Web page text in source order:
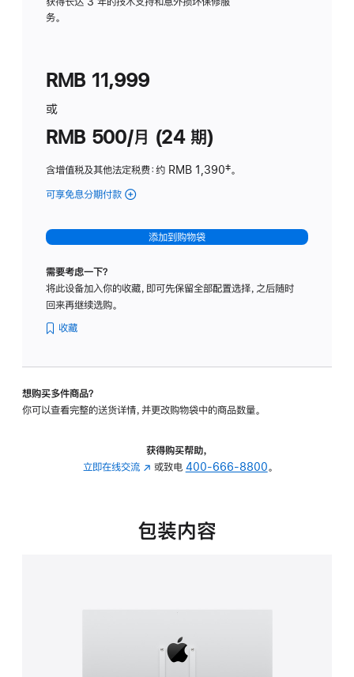
务。
RMB 11,999
或
RMB 500/月 (24 期)
含增值税及其他法定税费：约 RMB 1,390脚
‡。
可享免息分期付款 (Studio
-
标
璃
转
的
添加到购物袋
需要考虑一下？
将此设备加入你的收藏，即可先保留全部配置选择，之后随时
回来再继续选购。
收藏
想购买多件商品？
你可以查看完整的送货详情，并更改购物袋中的商品数量。
获得购买帮助，
立即在线交流 (在
中
或致电 400-666-8800。
包装内容